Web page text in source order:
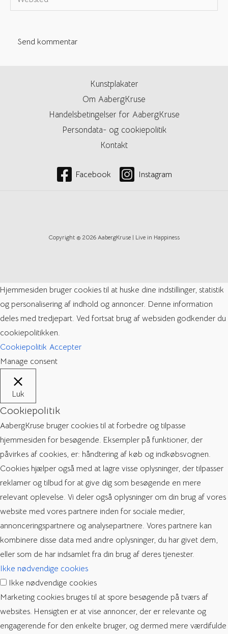
Kunstplakater
Om AabergKruse
Handelsbetingelser for AabergKruse
Persondata- og cookiepolitik
Kontakt
Facebook Instagram
Copyright © 2026 AabergKruse | Live in Happiness
Hjemmesiden bruger cookies til at huske dine indstillinger, statistik
og personalisering af indhold og annoncer. Denne information
deles med tredjepart. Ved fortsat brug af websiden godkender du
cookiepolitikken.
Cookiepolitik Accepter
Manage consent
Luk
Cookiepolitik
AabergKruse bruger cookies til at forbedre og tilpasse
hjemmesiden for besøgende. Eksempler på funktioner, der
påvirkes af cookies, er: håndtering af køb og indkøbsvognen.
Cookies hjælper også med at lagre visse oplysninger, der tilpasser
reklamer og tilbud for at give dig som besøgende en mere
relevant oplevelse. Vi deler også oplysninger om din brug af vores
website med vores partnere inden for sociale medier,
annonceringspartnere og analysepartnere. Vores partnere kan
kombinere disse data med andre oplysninger, du har givet dem,
eller som de har indsamlet fra din brug af deres tjenester.
Ikke nødvendige cookies
Ikke nødvendige cookies
Marketing cookies bruges til at spore besøgende på tværs af
websites. Hensigten er at vise annoncer, der er relevante og
engagerende for den enkelte bruger, og dermed mere værdifulde